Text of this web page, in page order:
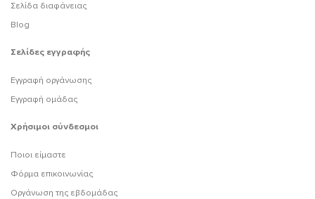
Σελίδα διαφάνειας
Blog
Σελίδες εγγραφής
Εγγραφή οργάνωσης
Εγγραφή ομάδας
Χρήσιμοι σύνδεσμοι
Ποιοι είμαστε
Φόρμα επικοινωνίας
Οργάνωση της εβδομάδας